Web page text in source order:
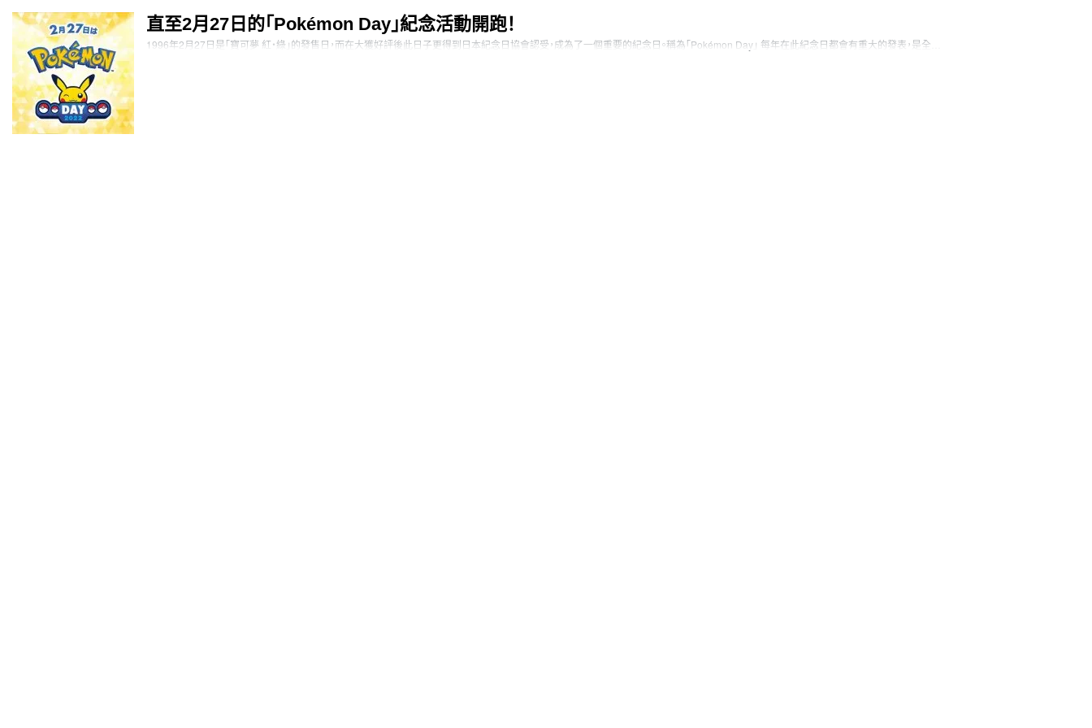
直至2月27日的「Pokémon Day」紀念活動開跑！
1996年2月27日是「寶可夢 紅・綠」的發售日，而在大獲好評後此日子更得到日本紀念日協會認受，成為了一個重要的紀念日。稱為「Pokémon Day」 每年在此紀念日都會有重大的發表，是全…